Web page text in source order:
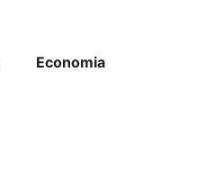
Economia